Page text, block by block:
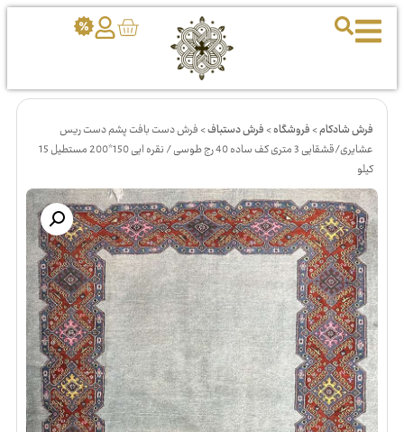
فرش شادکام>فروشگاه>فرش دستباف>فرش دست بافت پشم دست ریس
عشایری/قشقایی 3 متری کف ساده 40 رج طوسی / نقره ایی 150*200 مستطیل 15
کیلو